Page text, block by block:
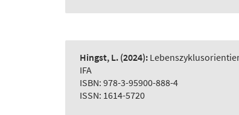
Hingst, L. (2024):
IFA
ISBN: 978-3-95900-888-4
ISSN: 1614-5720